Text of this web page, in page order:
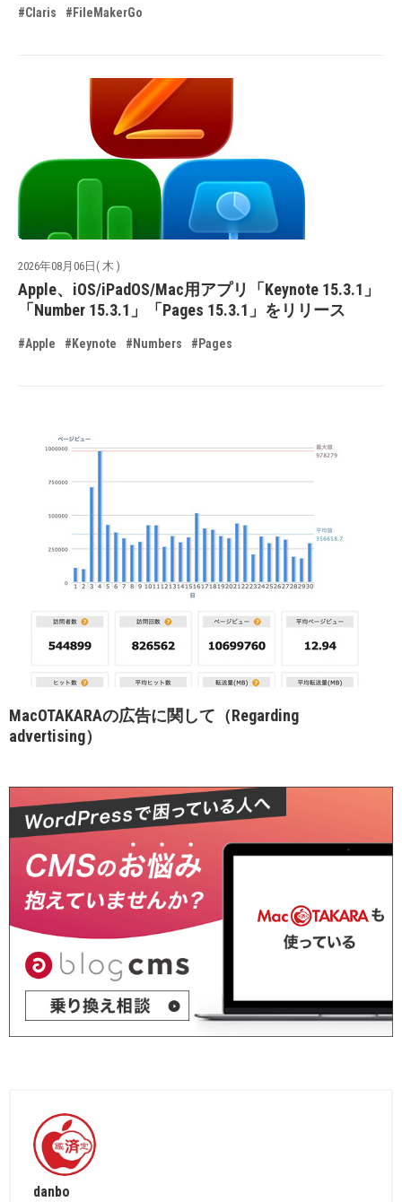
#Claris #FileMakerGo
2026年08月06日( 木 )
Apple、iOS/iPadOS/Mac用アプリ「Keynote 15.3.1」
「Number 15.3.1」「Pages 15.3.1」をリリース
#Apple #Keynote #Numbers #Pages
MacOTAKARAの広告に関して（Regarding
advertising）
danbo